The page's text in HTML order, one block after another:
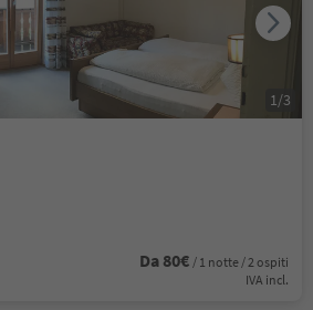
Da 80€ / 1 notte / 2 ospiti
IVA incl.
1 /3